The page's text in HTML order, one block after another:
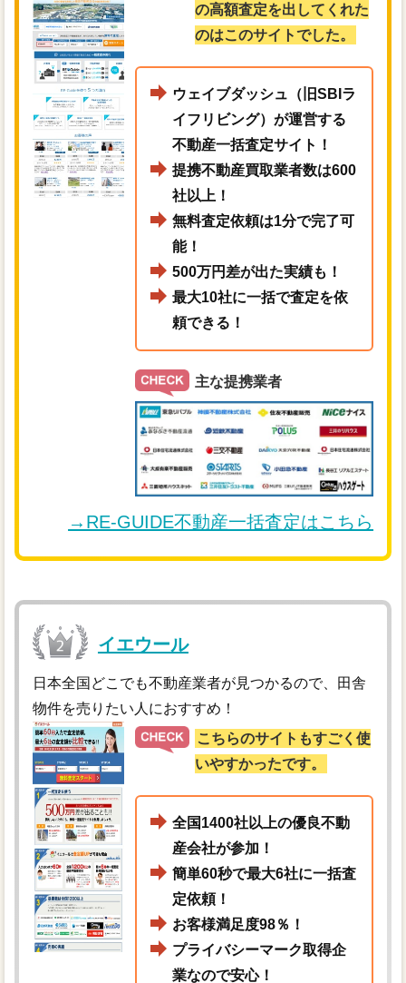
の高額査定を出してくれた
のはこのサイトでした。
ウェイブダッシュ（旧SBIラ
イフリビング）が運営する
不動産一括査定サイト！
提携不動産買取業者数は600
社以上！
無料査定依頼は1分で完了可
能！
500万円差が出た実績も！
最大10社に一括で査定を依
頼できる！
主な提携業者
→RE-GUIDE不動産一括査定はこちら
イエウール
日本全国どこでも不動産業者が見つかるので、田舎
物件を売りたい人におすすめ！
こちらのサイトもすごく使
いやすかったです。
全国1400社以上の優良不動
産会社が参加！
簡単60秒で最大6社に一括査
定依頼！
お客様満足度98％！
プライバシーマーク取得企
業なので安心！